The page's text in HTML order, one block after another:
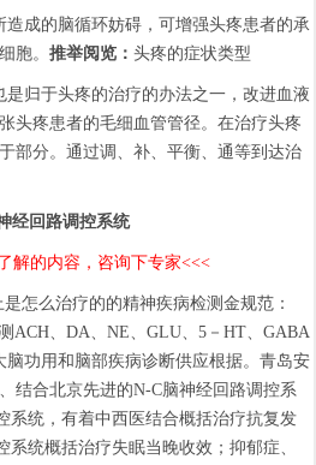
成的脑循环妨碍，可增强头疼患者的承
胞。推举阅览：头疼的症状类型
归于头疼的治疗的办法之一，改进血液
头疼患者的毛细血管管径。在治疗头疼
部分。通过调、补、平衡、通等到达治
经回路调控系统
解的内容，咨询下专家<<<
么治疗的的精神疾病检测金规范：
ACH、DA、NE、GLU、5－HT、GABA
功用和脑部疾病诊断供应根据。青岛安
结合北京先进的N-C脑神经回路调控系
系统，有着中西医结合概括治疗抗复发
系统概括治疗失眠当晚收效；抑郁症、